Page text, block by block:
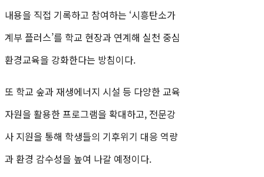
내용을 직접 기록하고 참여하는 ‘시흥탄소가
계부 플러스’를 학교 현장과 연계해 실천 중심
환경교육을 강화한다는 방침이다.
또 학교 숲과 재생에너지 시설 등 다양한 교육
자원을 활용한 프로그램을 확대하고, 전문강
사 지원을 통해 학생들의 기후위기 대응 역량
과 환경 감수성을 높여 나갈 예정이다.